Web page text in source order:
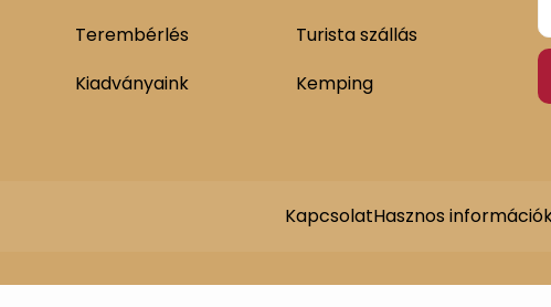
Terembérlés
Kiadványaink
Turista szállás
Kemping
KapcsolatHasznos